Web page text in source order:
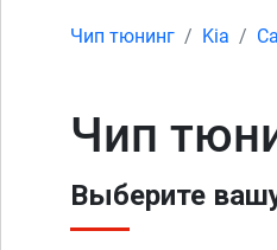
Чип тюнинг Kia
Чип
Выберите